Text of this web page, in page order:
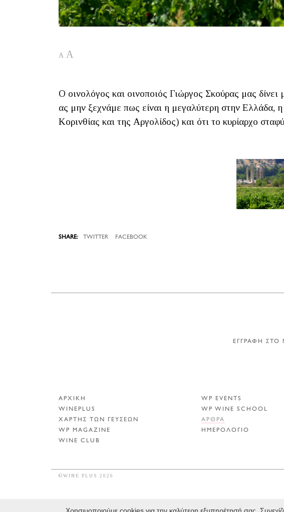
A A
Ο οινολόγος και οινοποιός Γιώργος Σκούρας μας
ας μην ξεχνάμε πως είναι η μεγαλύτερη στην Ελλάδα,
Κορινθίας και της Αργολίδος) και ότι το κυρίαρχο
TWITTER FACEBOOK
ΕΓΓΡΑΦΗ ΣΤΟ
ΑΡΧΙΚΗ
WINEPLUS
ΧΑΡΤΗΣ ΤΩΝ ΓΕΥΣΕΩΝ
WP MAGAZINE
WINE CLUB
WP EVENTS
WP WINE SCHOOL
ΑΡΘΡΑ
ΗΜΕΡΟΛΟΓΙΟ
©WINE PLUS 2026